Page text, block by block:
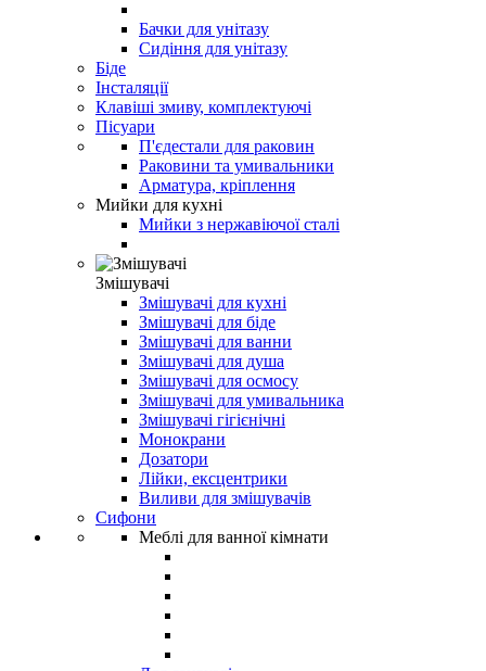
Бачки для унітазу
Сидіння для унітазу
Біде
Інсталяції
Клавіші змиву, комплектуючі
Пісуари
П'єдестали для раковин
Раковини та умивальники
Арматура, кріплення
Мийки для кухні
Мийки з нержавіючої сталі
Змішувачі
Змішувачі для кухні
Змішувачі для біде
Змішувачі для ванни
Змішувачі для душа
Змішувачі для осмосу
Змішувачі для умивальника
Змішувачі гігієнічні
Монокрани
Дозатори
Лійки, ексцентрики
Виливи для змішувачів
Сифони
Меблі для ванної кімнати